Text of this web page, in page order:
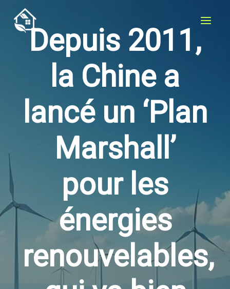
contenuDepuis 2011,
la Chine a
lancé un ‘Plan
Marshall’
pour les
énergies
renouvelables,